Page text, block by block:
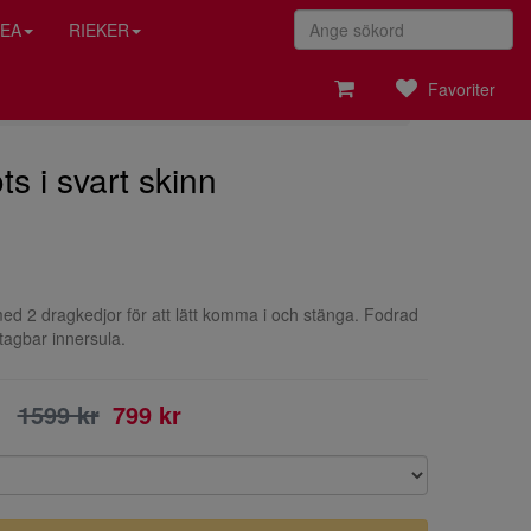
RIEKER
Favoriter
i svart skinn
2 dragkedjor för att lätt komma i och stänga. Fodrad
innersula.
1599 kr 799 kr